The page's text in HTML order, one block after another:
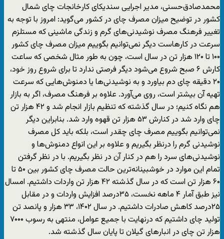
محمدصادق‌حسنی، مدیر اجرایی سندیکای کارخانجات چای شمال
کشور در توضیح میزان مصرف چای در کشور می‌گوید: امروز با توجه به
تغییر فرهنگ مصرف نوشیدنی‌های گرم و زندگی ماشینی که مستلزم
سرعت در کارهاست دیگر نمی‌توانیم بگوییم میزان مصرف چای کشور
۱۰۰ تا ۱۲۰ هزار تن در سال است، چون به ‌طور مثال شخصی که ساعت
کارش ۶ صبح شروع می‌شود دیگر فرصتی ندارد تا برای شروع روز خود،
۲۰ دقیقه چای دم بیاورد و به نوشیدنی‌ها یا دمنوش‌هایی که سرعت
تهیه آن بیشتر است، روی می‌آورد. علاوه بر فرهنگ مصرف، اگر به بازار
هم نگاه کنیم؛ در سال گذشته که تنظیم بازار انجام شد و ۴۲ هزار تن
چای وارد شد در کنارش ۵۳ هزار تن قهوه وارد شد. بنابراین دیگر
نمی‌توانیم بگوییم مصرف چای چقدر است، بلکه باید کل مصرف
نوشیدنی گرم را درنظر بگیریم و علاوه بر این انواع دمنوش‌ها و
نوشیدنی‌های سرد را هم در کنار آن در نظر بگیریم. با در نظر گرفتن
تمام این موارد در خوشبینانه‌ترین حالت مصرف چای کشور بین ۵۰ تا
۶۰ هزار تن است که در سال گذشته ۴۲ هزار تن واردات داشتیم. امسال
نیز طبق آمار ۴ ماهه نخست، ۳۵درصد افزایش واردات و در مقابل
۲۵درصد کاهش صادرات داشتیم. در سال ۱۴۰۲، ۳۳ هزار و پانصد تن
تولید چای داشتیم که درنهایت با جمیع عوامل، منتهی به رسوب ۷۰۰۰
هزار تن چای در انبارهای گیلان تا پایان سال گذشته شد.